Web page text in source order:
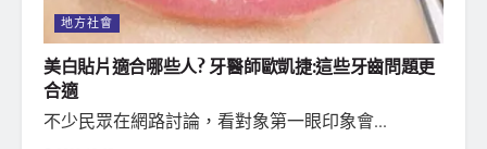
地方社會
美白貼片適合哪些人? 牙醫師歐凱捷:這些牙齒問題更
合適
不少民眾在網路討論，看對象第一眼印象會...